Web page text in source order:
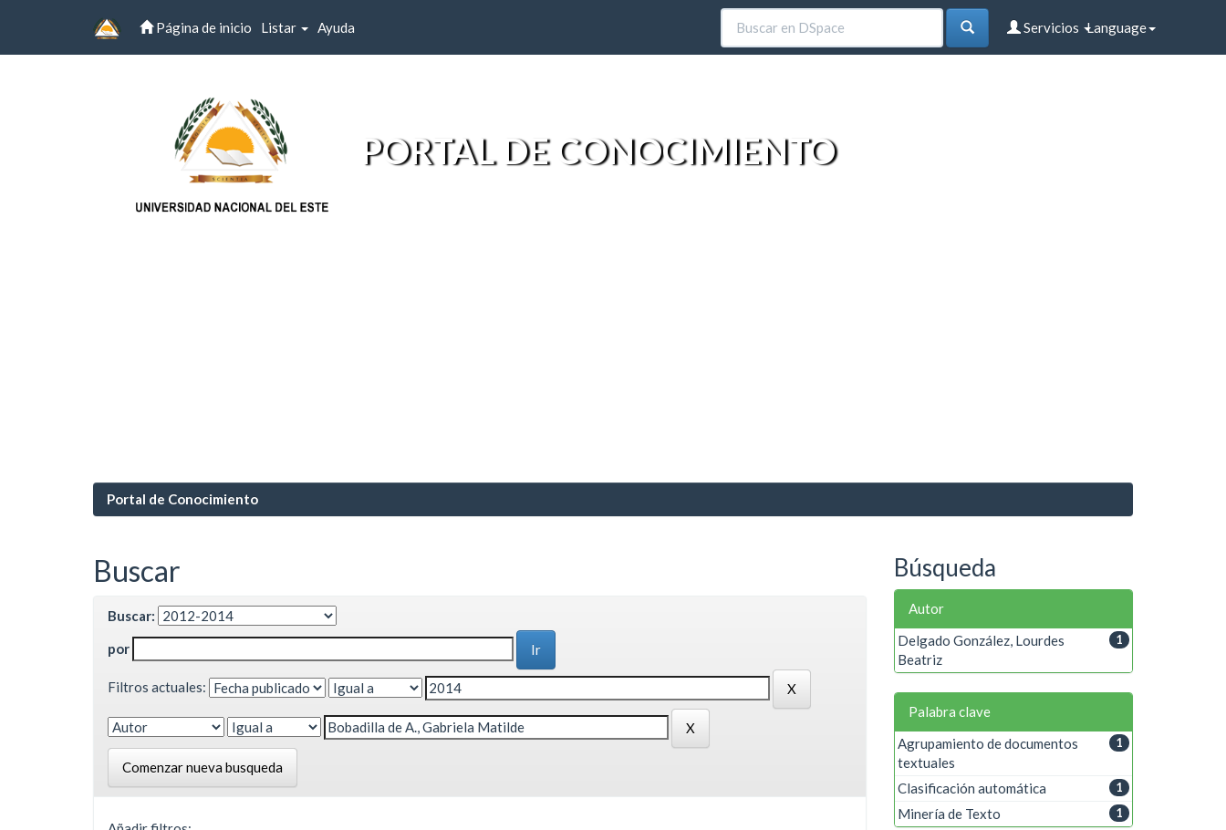
Página de inicio Listar Ayuda Language
Servicios
PORTAL DE CONOCIMIENTO
Portal de Conocimiento
Buscar
Buscar:
por
Filtros actuales:
Comenzar nueva busqueda
Búsqueda
Autor
1
Delgado González, Lourdes
Beatriz
Palabra clave
1
Agrupamiento de documentos
textuales
1
Clasificación automática
1
Minería de Texto